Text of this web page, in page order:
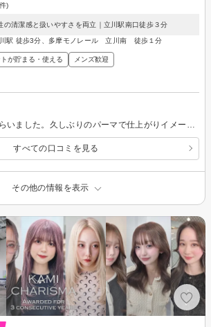
)
の清潔感と扱いやすさを両立｜立川駅南口徒歩３分
駅 徒歩3分、多摩モノレール 立川南 徒歩１分
が貯まる・使える メンズ歓迎
すべての口コミを見る
その他の情報を表示